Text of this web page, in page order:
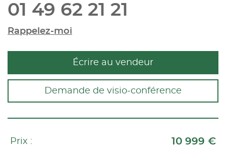
01 49 62 21 21
Rappelez-moi
Écrire au vendeur
Demande de visio-conférence
Prix : 10 999 €